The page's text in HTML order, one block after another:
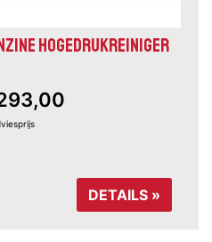
HOGEDRUKREINIGER
DETAILS »